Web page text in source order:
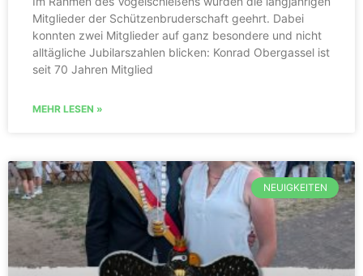
Mitglieder der Schützenbruderschaft geehrt. Dabei
konnten zwei Mitglieder auf ganz besondere und nicht
alltägliche Jubilarszahlen blicken: Konrad Obergassel ist
seit 70 Jahren Mitglied
MEHR LESEN »
NEUIGKEITEN